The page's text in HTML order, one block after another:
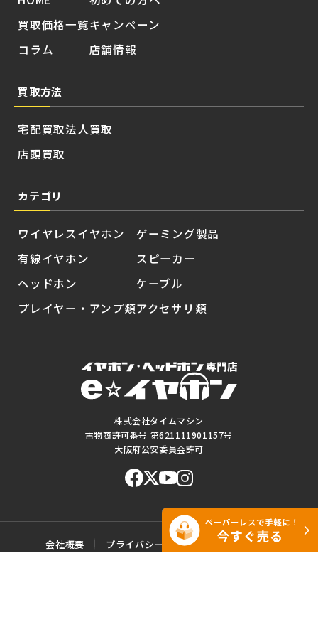
株式会社タイムマシン
古物商許可番号 第621111901157号
大阪府公安委員会許可
買取価格一覧
コラム
キャンペーン
店舗情報
買取方法
宅配買取
店頭買取
法人買取
カテゴリ
ワイヤレスイヤホン
有線イヤホン
ヘッドホン
プレイヤー・アンプ類
ゲーミング製品
スピーカー
ケーブル
アクセサリ類
会社概要 プライバシーポリシー
ご利用規約